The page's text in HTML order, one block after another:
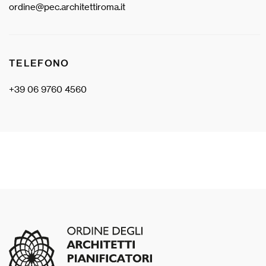
ordine@pec.architettiroma.it
TELEFONO
+39 06 9760 4560